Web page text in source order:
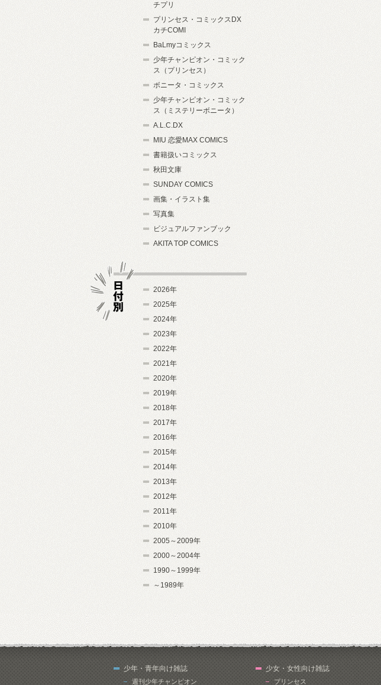
チプリ
プリンセス・コミックスDX
カチCOMI
BaLmyコミックス
少年チャンピオン・コミック
ス（プリンセス）
ボニータ・コミックス
少年チャンピオン・コミック
ス（ミステリーボニータ）
A.L.C.DX
MIU 恋愛MAX COMICS
書籍扱いコミックス
秋田文庫
SUNDAY COMICS
画集・イラスト集
写真集
ビジュアルファンブック
AKITA TOP COMICS
2026年
2025年
2024年
2023年
2022年
2021年
2020年
2019年
2018年
2017年
2016年
2015年
2014年
2013年
2012年
2011年
2010年
2005～2009年
2000～2004年
1990～1999年
～1989年
少年・青年向け雑誌
週刊少年チャンピオン
少女・女性向け雑誌
プリンセス